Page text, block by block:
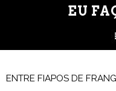
EU
ENTRE FIAPOS DE